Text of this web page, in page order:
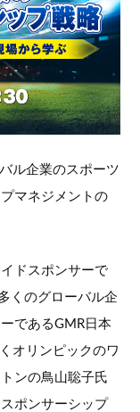
ル企業のスポーツ
マネジメントの
ドスポンサーで
くのグローバル企
であるGMR日本
オリンピックのワ
ンの鳥山聡子氏
ポンサーシップ